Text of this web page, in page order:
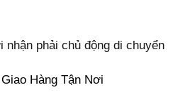
phải chủ động di chuyển
Hàng Tận Nơi